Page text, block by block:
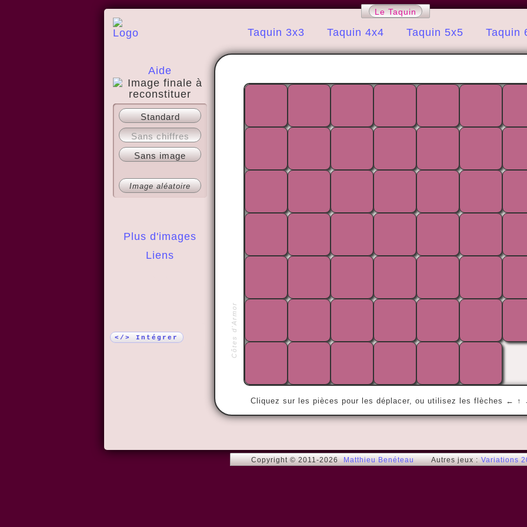
Le Taquin
Taquin 3x3 Taquin 4x4 Taquin 5x5 Taquin
Aide
A propos
Plus d'images
Liens
Standard
Sans chiffres
Sans image
Image aléatoire
</> Intégrer Côtes d'Armor
Cliquez sur les pièces pour les déplacer, ou utilisez les flèches ← ↑
comprennent la notation binaire, et ceux
qui ne la comprennent pas. »
Copyright © 2011-2026 Matthieu Benéteau Autres jeux : Variations